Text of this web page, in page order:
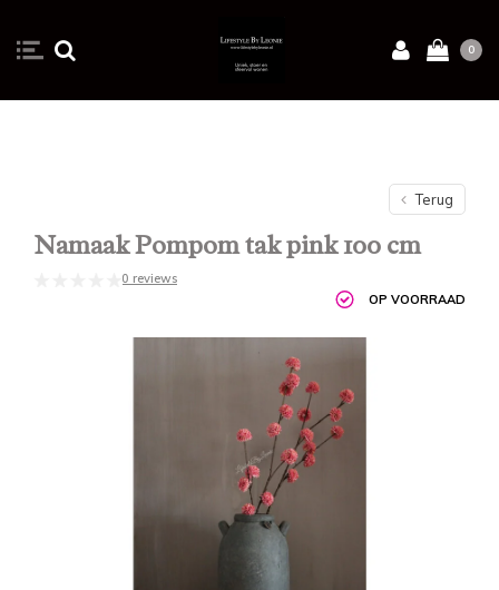
0
Terug
Namaak Pompom tak pink 100 cm
0 reviews
OP VOORRAAD